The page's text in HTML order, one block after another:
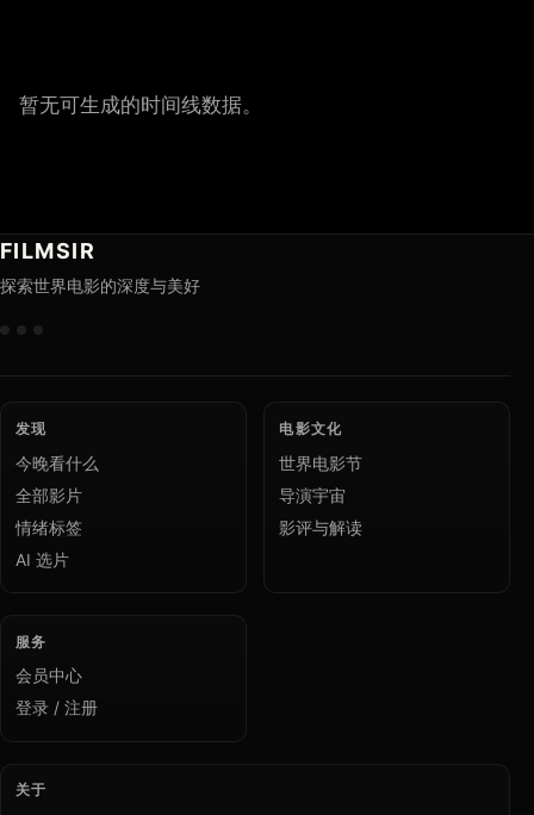
暂无可生成的时间线数据。
FILMSIR
探索世界电影的深度与美好
发现
今晚看什么
全部影片
情绪标签
AI 选片
电影文化
世界电影节
导演宇宙
影评与解读
服务
会员中心
登录 / 注册
关于